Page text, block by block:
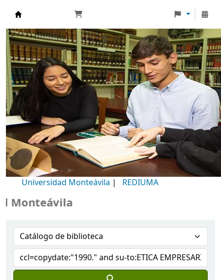
Biblioteca Universidad Monteávila
Universidad Monteávila | REDIUMA